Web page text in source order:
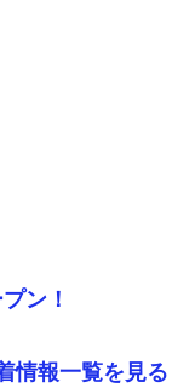
ン！
情報一覧を見る